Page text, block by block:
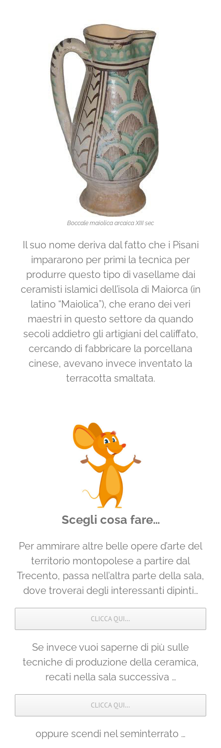
Boccale maiolica arcaica XIII sec
Il suo nome deriva dal fatto che i Pisani
impararono per primi la tecnica per
produrre questo tipo di vasellame dai
ceramisti islamici dell’isola di Maiorca (in
latino “Maiolica”), che erano dei veri
maestri in questo settore da quando
secoli addietro gli artigiani del califfato,
cercando di fabbricare la porcellana
cinese, avevano invece inventato la
terracotta smaltata.
Scegli cosa fare…
Per ammirare altre belle opere d’arte del
territorio montopolese a partire dal
Trecento, passa nell’altra parte della sala,
dove troverai degli interessanti dipinti…
CLICCA QUI…
Se invece vuoi saperne di più sulle
tecniche di produzione della ceramica,
recati nella sala successiva …
CLICCA QUI…
oppure scendi nel seminterrato …